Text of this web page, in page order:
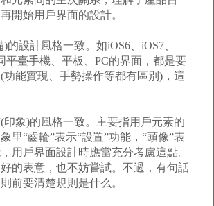
開始用戶界面的設計。
設計風格一致。如iOS6、iOS7、
平臺手機、平板、PC的界面，都是要
功能實現、手勢操作等都有區別)，這
象)的風格一致。主要指用戶元素的
里“齒輪”表示“設置”功能，“頭像”表
用戶界面設計時應當充分考慮這點。
的表意，也不妨嘗試。不過，有句話
前要清楚規則是什么。